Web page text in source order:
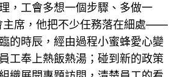
，工會多想一個步驟、多做一
主席，他把不少任務落在細處——
的時辰，經由過程小蜜蜂愛心變
工奉上熱飯熱湯；碰到新的政策